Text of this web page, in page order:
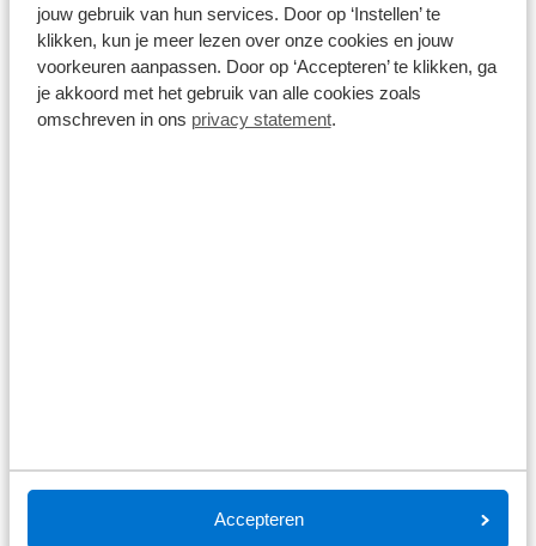
jouw gebruik van hun services. Door op ‘Instellen’ te
klikken, kun je meer lezen over onze cookies en jouw
voorkeuren aanpassen. Door op ‘Accepteren’ te klikken, ga
je akkoord met het gebruik van alle cookies zoals
omschreven in ons privacy statement.
Accepteren
€ -3.500
Lynk & Co 08
1.5 More | Apple Carplay/Android Auto|telefoonintegratie
premium | Cruise control adaptief met Stop&Go en stuurhulp |
Electronic climate controle
10 km Automaat 2026 Hybride benzine
10 km Automaat 2026 Hybride benzine
€ 56.495